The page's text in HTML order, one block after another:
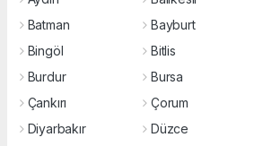
Batman
Bayburt
Bingöl
Bitlis
Burdur
Bursa
Çankırı
Çorum
Diyarbakır
Düzce